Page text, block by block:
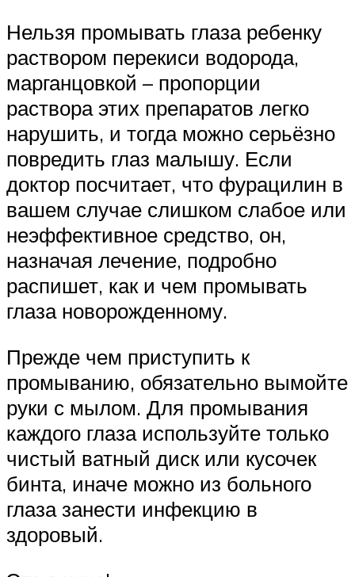
Нельзя промывать глаза ребенку
раствором перекиси водорода,
марганцовкой – пропорции
раствора этих препаратов легко
нарушить, и тогда можно серьёзно
повредить глаз малышу. Если
доктор посчитает, что фурацилин в
вашем случае слишком слабое или
неэффективное средство, он,
назначая лечение, подробно
распишет, как и чем промывать
глаза новорожденному.
Прежде чем приступить к
промыванию, обязательно вымойте
руки с мылом. Для промывания
каждого глаза используйте только
чистый ватный диск или кусочек
бинта, иначе можно из больного
глаза занести инфекцию в
здоровый.